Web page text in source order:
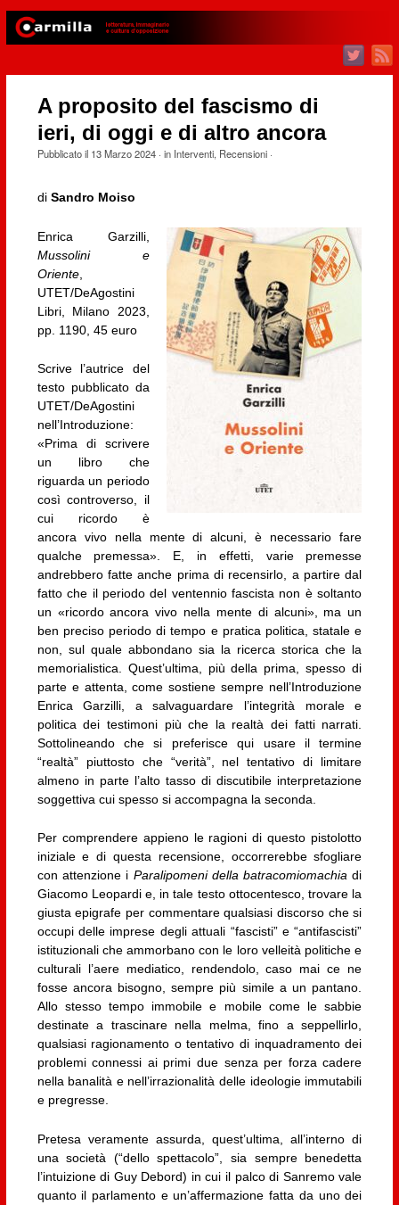
A proposito del fascismo di
ieri, di oggi e di altro ancora
Pubblicato il 13 Marzo 2024· in Interventi, Recensioni·
di Sandro Moiso
Enrica Garzilli,
Mussolini e
Oriente,
UTET/DeAgostini
Libri, Milano 2023,
pp. 1190, 45 euro
Scrive l’autrice del
testo pubblicato da
UTET/DeAgostini
nell’Introduzione:
«Prima di scrivere
un libro che
riguarda un periodo
così controverso, il
cui ricordo è
ancora vivo nella mente di alcuni, è necessario fare
qualche premessa». E, in effetti, varie premesse
andrebbero fatte anche prima di recensirlo, a partire dal
fatto che il periodo del ventennio fascista non è soltanto
un «ricordo ancora vivo nella mente di alcuni», ma un
ben preciso periodo di tempo e pratica politica, statale e
non, sul quale abbondano sia la ricerca storica che la
memorialistica. Quest’ultima, più della prima, spesso di
parte e attenta, come sostiene sempre nell’Introduzione
Enrica Garzilli, a salvaguardare l’integrità morale e
politica dei testimoni più che la realtà dei fatti narrati.
Sottolineando che si preferisce qui usare il termine
“realtà” piuttosto che “verità”, nel tentativo di limitare
almeno in parte l’alto tasso di discutibile interpretazione
soggettiva cui spesso si accompagna la seconda.
Per comprendere appieno le ragioni di questo pistolotto
iniziale e di questa recensione, occorrerebbe sfogliare
con attenzione i Paralipomeni della batracomiomachia di
Giacomo Leopardi e, in tale testo ottocentesco, trovare la
giusta epigrafe per commentare qualsiasi discorso che si
occupi delle imprese degli attuali “fascisti” e “antifascisti”
istituzionali che ammorbano con le loro velleità politiche e
culturali l’aere mediatico, rendendolo, caso mai ce ne
fosse ancora bisogno, sempre più simile a un pantano.
Allo stesso tempo immobile e mobile come le sabbie
destinate a trascinare nella melma, fino a seppellirlo,
qualsiasi ragionamento o tentativo di inquadramento dei
problemi connessi ai primi due senza per forza cadere
nella banalità e nell’irrazionalità delle ideologie immutabili
e pregresse.
Pretesa veramente assurda, quest’ultima, all’interno di
una società (“dello spettacolo”, sia sempre benedetta
l’intuizione di Guy Debord) in cui il palco di Sanremo vale
quanto il parlamento e un’affermazione fatta da uno dei